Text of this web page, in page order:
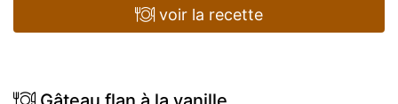
voir la recette